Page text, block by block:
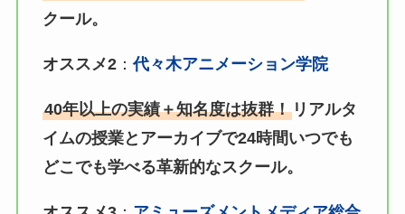
クール。
オススメ2：代々木アニメーション学院
40年以上の実績＋知名度は抜群！リアルタ
イムの授業とアーカイブで24時間いつでも
どこでも学べる革新的なスクール。